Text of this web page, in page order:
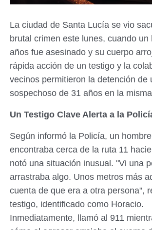
La ciudad de Santa Lucía se vio
brutal crimen este lunes, cuando un
años fue asesinado y su cuerpo
rápida acción de un testigo y la
vecinos permitieron la detención de
sospechoso de 31 años en la
Un Testigo Clave Alerta a la
Según informó la Policía, un
encontraba cerca de la ruta 11
notó una situación inusual. "Vi una
arrastraba algo. Unos metros más
cuenta de que era a otra persona",
testigo, identificado como Horacio.
Inmediatamente, llamó al 911